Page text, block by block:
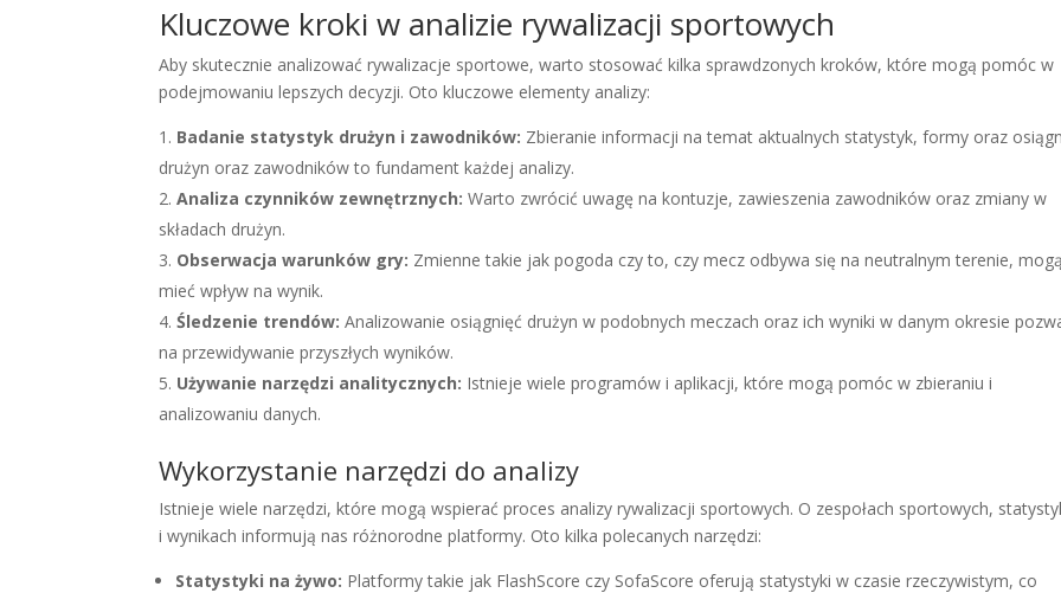
Kluczowe kroki w analizie rywalizacji sportowych
Aby skutecznie analizować rywalizacje sportowe, warto stosować kilka sprawdzonych kroków, które mogą pomóc w
podejmowaniu lepszych decyzji. Oto kluczowe elementy analizy:
Badanie statystyk drużyn i zawodników: Zbieranie informacji na temat aktualnych statystyk, formy oraz
drużyn oraz zawodników to fundament każdej analizy.
Analiza czynników zewnętrznych: Warto zwrócić uwagę na kontuzje, zawieszenia zawodników oraz zmiany w
składach drużyn.
Obserwacja warunków gry: Zmienne takie jak pogoda czy to, czy mecz odbywa się na neutralnym terenie,
mieć wpływ na wynik.
Śledzenie trendów: Analizowanie osiągnięć drużyn w podobnych meczach oraz ich wyniki w danym okresie
na przewidywanie przyszłych wyników.
Używanie narzędzi analitycznych: Istnieje wiele programów i aplikacji, które mogą pomóc w zbieraniu i
analizowaniu danych.
Wykorzystanie narzędzi do analizy
Istnieje wiele narzędzi, które mogą wspierać proces analizy rywalizacji sportowych. O zespołach sportowych,
i wynikach informują nas różnorodne platformy. Oto kilka polecanych narzędzi:
Statystyki na żywo: Platformy takie jak FlashScore czy SofaScore oferują statystyki w czasie rzeczywistym, co